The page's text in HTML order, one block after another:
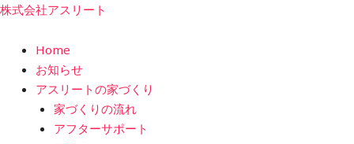
内
株式会社アスリート
Home
お知らせ
アスリートの家づくり
家づくりの流れ
アフターサポート